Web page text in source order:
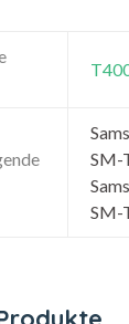
SM-
SM-